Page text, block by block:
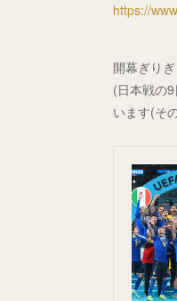
https://
開幕ぎり
(日本戦の
います(そ